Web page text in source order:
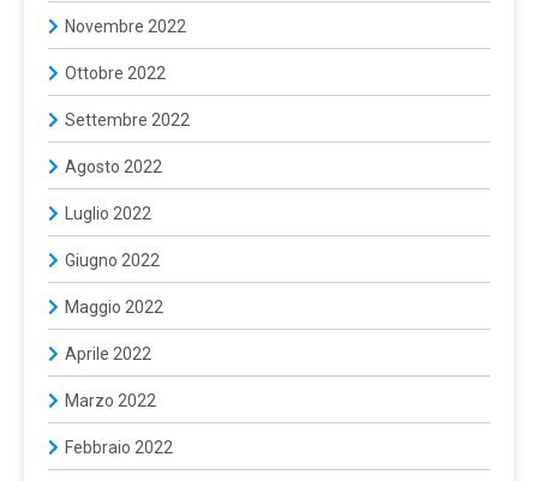
Novembre 2022
Ottobre 2022
Settembre 2022
Agosto 2022
Luglio 2022
Giugno 2022
Maggio 2022
Aprile 2022
Marzo 2022
Febbraio 2022